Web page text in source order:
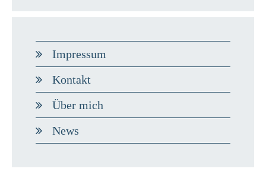
Impressum
Kontakt
Über mich
News